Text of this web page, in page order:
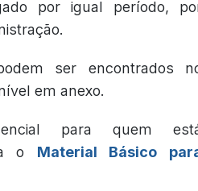
por igual período,
ser encontrados
em anexo.
para quem
o Material Básico